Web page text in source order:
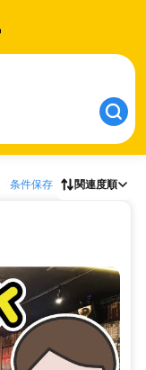
条件保存 関連度順